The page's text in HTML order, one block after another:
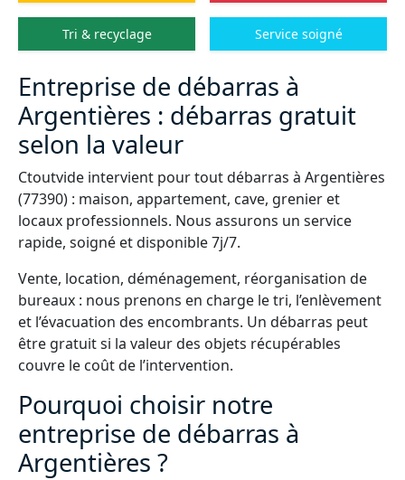
Tri & recyclage Service soigné
Entreprise de débarras à
Argentières : débarras gratuit
selon la valeur
Ctoutvide intervient pour tout débarras à Argentières
(77390) : maison, appartement, cave, grenier et
locaux professionnels. Nous assurons un service
rapide, soigné et disponible 7j/7.
Vente, location, déménagement, réorganisation de
bureaux : nous prenons en charge le tri, l’enlèvement
et l’évacuation des encombrants. Un débarras peut
être gratuit si la valeur des objets récupérables
couvre le coût de l’intervention.
Pourquoi choisir notre
entreprise de débarras à
Argentières ?